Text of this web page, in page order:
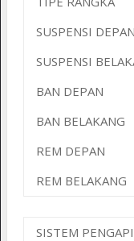
SUSPENSI DEPAN
SUSPENSI
BAN DEPAN
BAN BELAKANG
REM DEPAN
REM BELAKANG
SISTEM